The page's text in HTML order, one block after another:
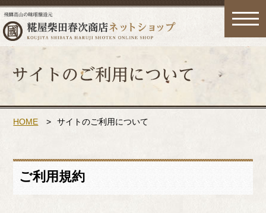
toggle
HOME > サイトのご利用について
ご利用規約